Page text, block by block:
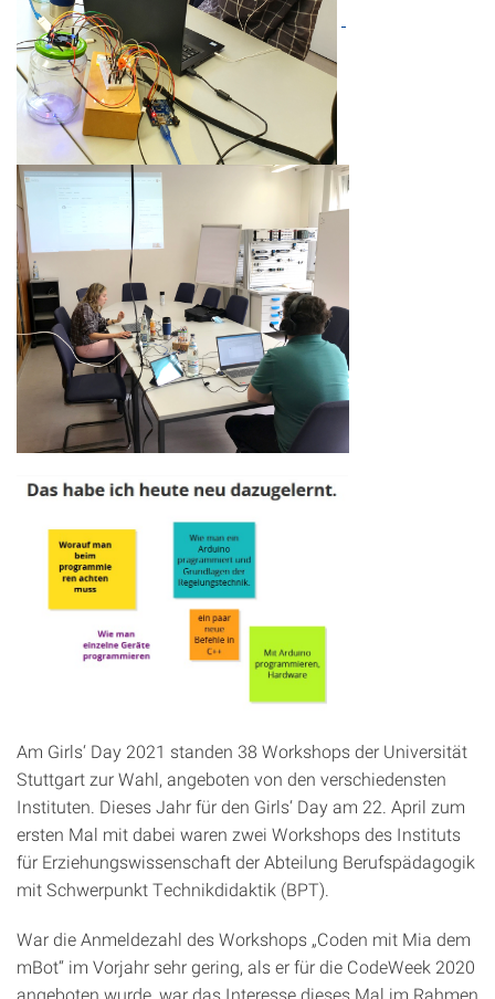
Am Girls‘ Day 2021 standen 38 Workshops der Universität
Stuttgart zur Wahl, angeboten von den verschiedensten
Instituten. Dieses Jahr für den Girls‘ Day am 22. April zum
ersten Mal mit dabei waren zwei Workshops des Instituts
für Erziehungswissenschaft der Abteilung Berufspädagogik
mit Schwerpunkt Technikdidaktik (BPT).
War die Anmeldezahl des Workshops „Coden mit Mia dem
mBot“ im Vorjahr sehr gering, als er für die CodeWeek 2020
angeboten wurde, war das Interesse dieses Mal im Rahmen